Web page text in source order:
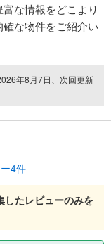
な情報をどこより
な物件をご紹介い
年8月7日、次回更新
4件
したレビューのみを